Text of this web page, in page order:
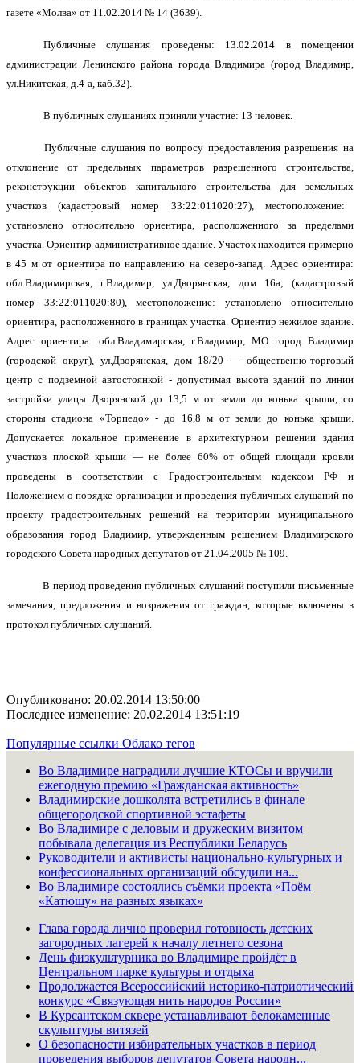
газете «Молва» от 11 02 .201 4 № 14 (3639)
Публичные слушания проведены: 13.02.2014 в помещении
администрации Ленинского района города Владимира (город Владимир,
ул.Никитская, д.4-а, каб.32).
В публичных слушаниях приняли участие: 13 человек.
Публичные слушанияпо вопросу предоставления разрешенияна
отклонение от предельных параметров разрешенного строительства,
реконструкции объектов капитального строительства для земельных
участков (кадастровый номер 33:22:011020:27), местоположение:
установлено относительно ориентира, расположенного за пределами
участка.Ориентир административноездание.Участок находится примерно
в 45 м от ориентира по направлению на северо-запад. Адрес ориентира:
обл. Владимирская, г.Владимир,ул. Дворянская , дом 1 6а; (кадастровый
номер 33:22:011020:80), местоположение: установлено относительно
ориентира, расположенного в границах участка. Ориентир нежилое здание.
Адрес ориентира: обл. Владимирская, г.Владимир, МО город Владимир
(городской округ), ул. Дворянская, дом 18/20 — общественно-торговый
центр с подземной автостоянкой - допустимая высота зданий по линии
застройки улицы Дворянской до 13,5 м от земли до конька крыши, со
стороны стадиона «Торпедо» - до 16,8 м от земли до конька крыши.
Допускается локальное применение в архитектурном решении здания
участков плоской крыши — не более 60% от общей площади кровли
проведены в соответствии с Градостроительным кодексом РФ и
Положением о порядке организации и проведения публичных слушаний по
проекту градостроительных решений на территории муниципального
образования город Владимир, утвержденным решением Владимирского
городского Совета народных депутатов от 21.04.2005 № 109.
В период проведения публичных слушаний поступили письменные
замечания, предложения и возражения от граждан, которые включены в
протокол публичных слушаний.
Опубликовано: 20.02.2014 13:50:00
Последнее изменение: 20.02.2014 13:51:19
Популярные ссылки Облако тегов
Во Владимире наградили лучшие КТОСы и вручили
ежегодную премию «Гражданская активность»
Владимирские дошколята встретились в финале
общегородской спортивной эстафеты
Во Владимире с деловым и дружеским визитом
побывала делегация из Республики Беларусь
Руководители и активисты национально-культурных и
конфессиональных организаций обсудили на...
Во Владимире состоялись съёмки проекта «Поём
«Катюшу» на разных языках»
Глава города лично проверил готовность детских
загородных лагерей к началу летнего сезона
День физкультурника во Владимире пройдёт в
Центральном парке культуры и отдыха
Продолжается Всероссийский историко-патриотический
конкурс «Связующая нить народов России»
В Курсантском сквере устанавливают белокаменные
скульптуры витязей
О безопасности избирательных участков в период
проведения выборов депутатов Совета народн...